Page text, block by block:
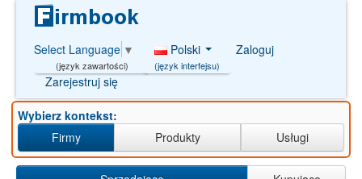
Select Language ▼
(język zawartości)
Polski
(język interfejsu)
Zaloguj
Zarejestruj się
Wybierz kontekst:
Firmy
Produkty Usługi